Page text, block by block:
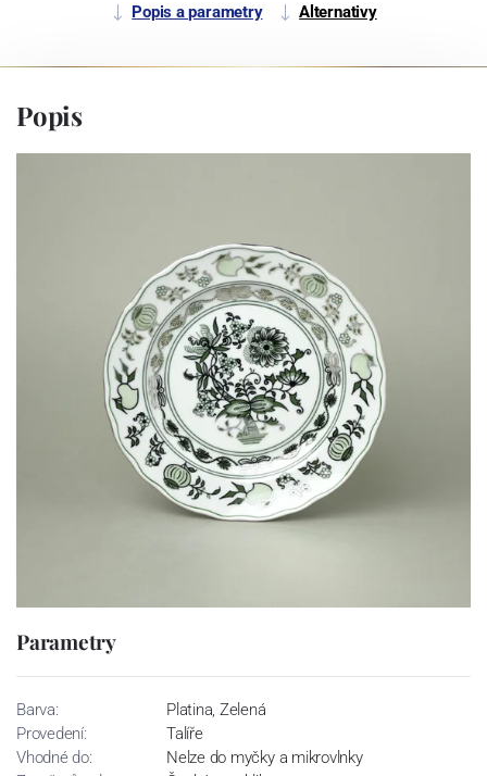
Popis a parametry Alternativy
Popis
Parametry
Barva:
Platina, Zelená
Provedení:
Talíře
Vhodné do:
Nelze do myčky a mikrovlnky